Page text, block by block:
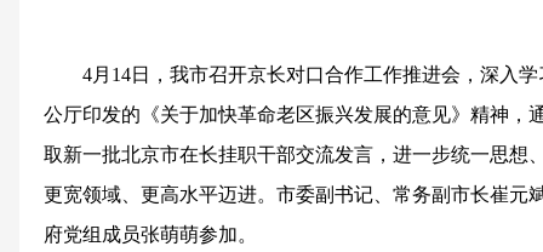
4月14日，我市召开京长对口合作工作推进会，深入
公厅印发的《关于加快革命老区振兴发展的意见》精神，
取新一批北京市在长挂职干部交流发言，进一步统一思想
更宽领域、更高水平迈进。市委副书记、常务副市长崔元
府党组成员张萌萌参加。